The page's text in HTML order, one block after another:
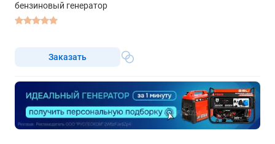
бензиновый генератор
Заказать